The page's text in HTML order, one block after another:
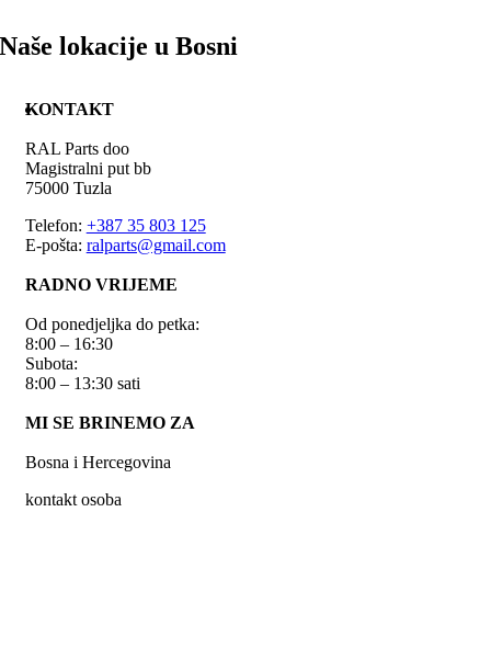
Naše lokacije u Bosni
KONTAKT
RAL Parts doo
Magistralni put bb
75000 Tuzla
Telefon: +387 35 803 125
E-pošta: ralparts@gmail.com
RADNO VRIJEME
Od ponedjeljka do petka:
8:00 – 16:30
Subota:
8:00 – 13:30 sati
MI SE BRINEMO ZA
Bosna i Hercegovina
kontakt osoba